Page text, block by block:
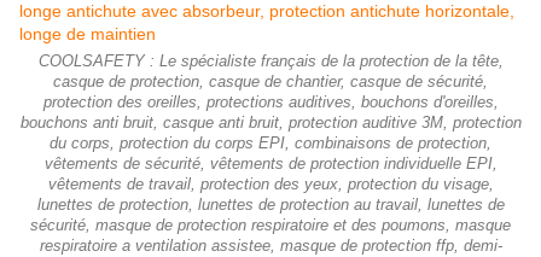
COOLSAFETY : Le spécialiste français de la protection de la tête,
casque de protection, casque de chantier, casque de sécurité,
protection des oreilles, protections auditives, bouchons d'oreilles,
bouchons anti bruit, casque anti bruit, protection auditive 3M, protection
du corps, protection du corps EPI, combinaisons de protection,
vêtements de sécurité, vêtements de protection individuelle EPI,
vêtements de travail, protection des yeux, protection du visage,
lunettes de protection, lunettes de protection au travail, lunettes de
sécurité, masque de protection respiratoire et des poumons, masque
respiratoire a ventilation assistee, masque de protection ffp, demi-